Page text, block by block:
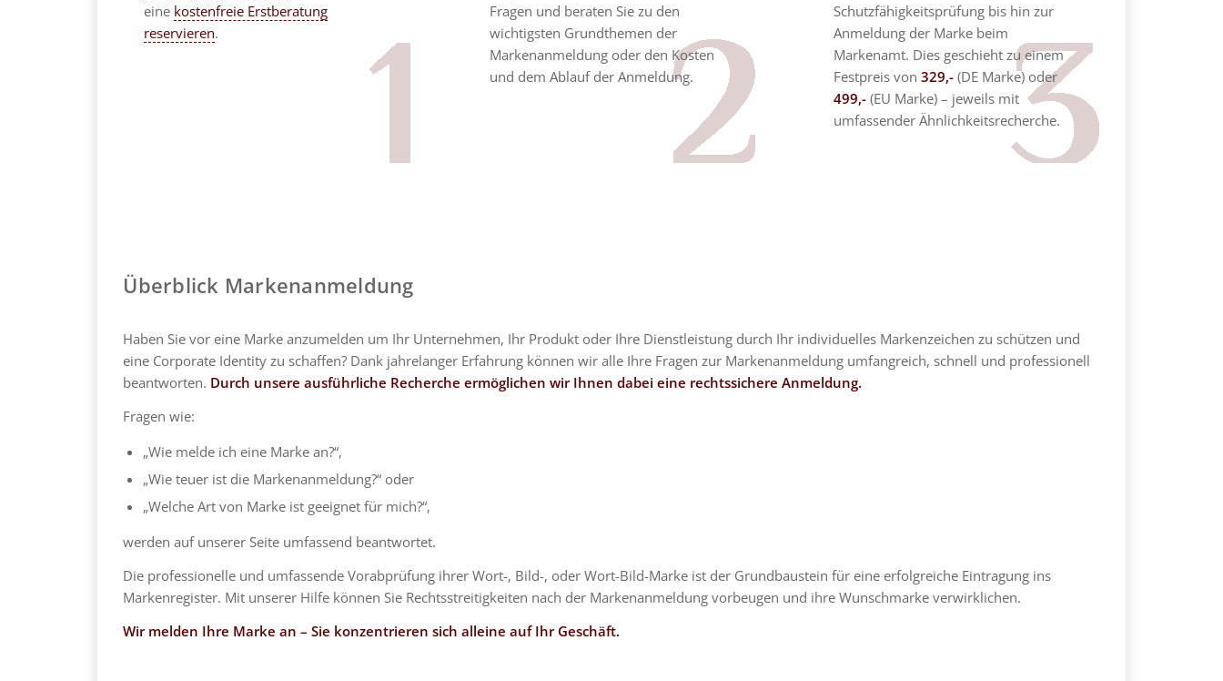
eine kostenfreie Erstberatung
reservieren.
Fragen und beraten Sie zu den
wichtigsten Grundthemen der
Markenanmeldung oder den Kosten
und dem Ablauf der Anmeldung.
Schutzfähigkeitsprüfung bis hin zur
Anmeldung der Marke beim
Markenamt. Dies geschieht zu einem
Festpreis von 329,- (DE Marke) oder
499,- (EU Marke) – jeweils mit
umfassender Ähnlichkeitsrecherche.
Überblick Markenanmeldung
Haben Sie vor eine Marke anzumelden um Ihr Unternehmen, Ihr Produkt oder Ihre Dienstleistung durch Ihr individuelles Markenzeichen zu schützen und
eine Corporate Identity zu schaffen? Dank jahrelanger Erfahrung können wir alle Ihre Fragen zur Markenanmeldung umfangreich, schnell und professionell
beantworten. Durch unsere ausführliche Recherche ermöglichen wir Ihnen dabei eine rechtssichere Anmeldung.
Fragen wie:
„Wie melde ich eine Marke an?“,
„Wie teuer ist die Markenanmeldung?“ oder
„Welche Art von Marke ist geeignet für mich?“,
werden auf unserer Seite umfassend beantwortet.
Die professionelle und umfassende Vorabprüfung ihrer Wort-, Bild-, oder Wort-Bild-Marke ist der Grundbaustein für eine erfolgreiche Eintragung ins
Markenregister. Mit unserer Hilfe können Sie Rechtsstreitigkeiten nach der Markenanmeldung vorbeugen und ihre Wunschmarke verwirklichen.
Wir melden Ihre Marke an – Sie konzentrieren sich alleine auf Ihr Geschäft.